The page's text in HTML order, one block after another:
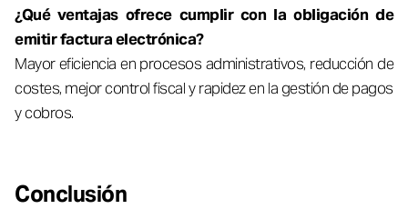
¿Qué ventajas ofrece cumplir con la obligación de
emitir factura electrónica?
Mayor eficiencia en procesos administrativos, reducción de
costes, mejor control fiscal y rapidez en la gestión de pagos
y cobros.
Conclusión